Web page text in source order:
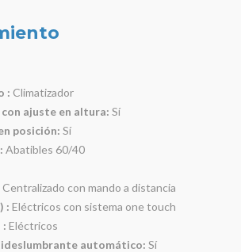
: Climatizador
ajuste en altura: Sí
posición: Sí
Abatibles 60/40
Centralizado con mando a distancia
: Eléctricos con sistema one touch
: Eléctricos
automático: Sí